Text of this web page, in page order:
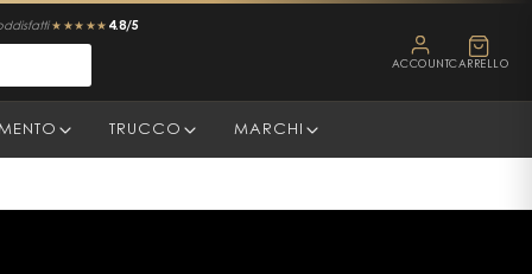
★★★★★ 4.8/5
ACCOUNTCARRELLO
TRUCCO MARCHI